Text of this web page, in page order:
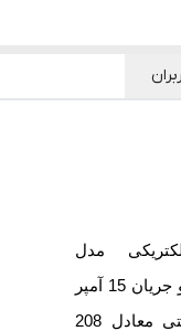
3300 وات الکتریکی مدل
، ماکزیمم توان 3300 وات و جریان 15 آمپر
را ارائه می‌دهد. موتور قدرتمند آن ظرفیتی معادل 208